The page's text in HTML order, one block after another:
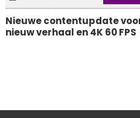
Nieuwe contentupdate
nieuw verhaal en 4K 60 FPS